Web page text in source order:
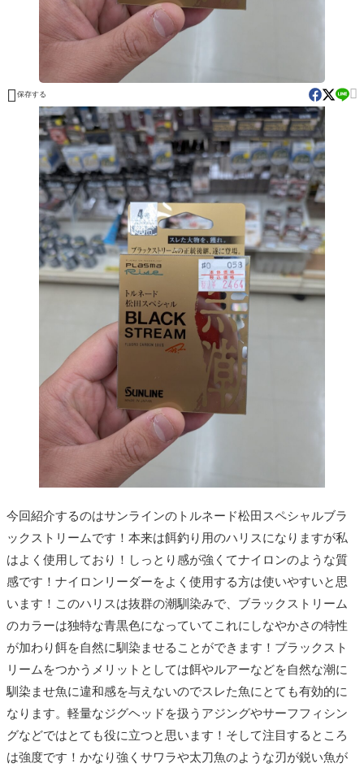
 保存する 
今回紹介するのはサンラインのトルネード松田スペシャルブラ
ックストリームです！本来は餌釣り用のハリスになりますが私
はよく使用しており！しっとり感が強くてナイロンのような質
感です！ナイロンリーダーをよく使用する方は使いやすいと思
います！このハリスは抜群の潮馴染みで、ブラックストリーム
のカラーは独特な青黒色になっていてこれにしなやかさの特性
が加わり餌を自然に馴染ませることができます！ブラックスト
リームをつかうメリットとしては餌やルアーなどを自然な潮に
馴染ませ魚に違和感を与えないのでスレた魚にとても有効的に
なります。軽量なジグヘッドを扱うアジングやサーフフィシン
グなどではとても役に立つと思います！そして注目するところ
は強度です！かなり強くサワラや太刀魚のような刃が鋭い魚が